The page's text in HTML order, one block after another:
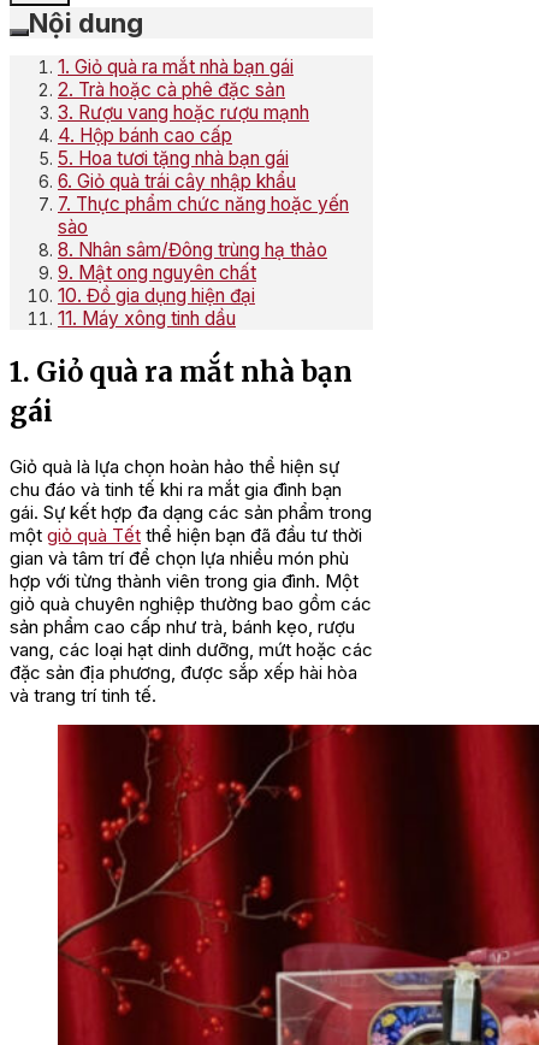
Nội dung
1. Giỏ quà ra mắt nhà bạn gái
2. Trà hoặc cà phê đặc sản
3. Rượu vang hoặc rượu mạnh
4. Hộp bánh cao cấp
5. Hoa tươi tặng nhà bạn gái
6. Giỏ quà trái cây nhập khẩu
7. Thực phẩm chức năng hoặc yến
sào
8. Nhân sâm/Đông trùng hạ thảo
9. Mật ong nguyên chất
10. Đồ gia dụng hiện đại
11. Máy xông tinh dầu
1. Giỏ quà ra mắt nhà bạn
gái
Giỏ quà là lựa chọn hoàn hảo thể hiện sự
chu đáo và tinh tế khi ra mắt gia đình bạn
gái. Sự kết hợp đa dạng các sản phẩm trong
một giỏ quà Tết thể hiện bạn đã đầu tư thời
gian và tâm trí để chọn lựa nhiều món phù
hợp với từng thành viên trong gia đình. Một
giỏ quà chuyên nghiệp thường bao gồm các
sản phẩm cao cấp như trà, bánh kẹo, rượu
vang, các loại hạt dinh dưỡng, mứt hoặc các
đặc sản địa phương, được sắp xếp hài hòa
và trang trí tinh tế.